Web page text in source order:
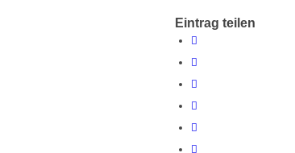
Eintrag teilen